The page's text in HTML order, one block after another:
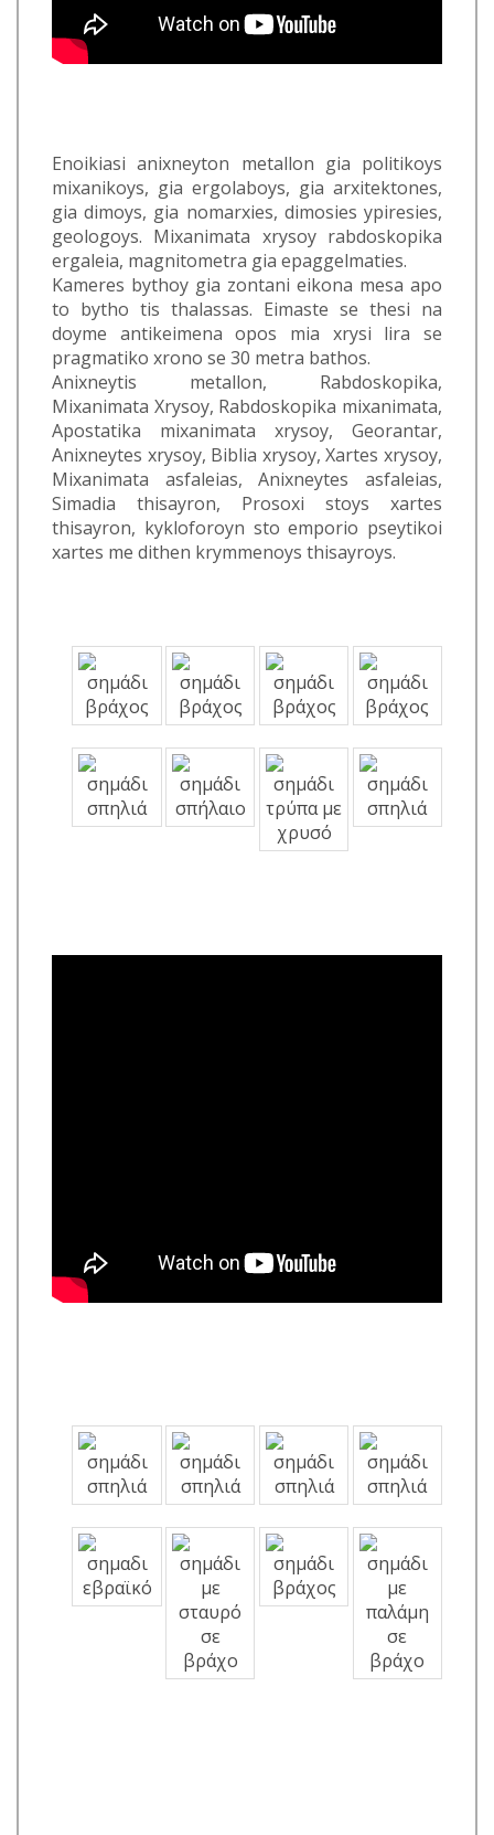
Enoikiasi anixneyton metallon gia politikoys
mixanikoys, gia ergolaboys, gia arxitektones,
gia dimoys, gia nomarxies, dimosies ypiresies,
geologoys. Mixanimata xrysoy rabdoskopika
ergaleia, magnitometra gia epaggelmaties.
Kameres bythoy gia zontani eikona mesa apo
to bytho tis thalassas. Eimaste se thesi na
doyme antikeimena opos mia xrysi lira se
pragmatiko xrono se 30 metra bathos.
Anixneytis metallon, Rabdoskopika,
Mixanimata Xrysoy, Rabdoskopika mixanimata,
Apostatika mixanimata xrysoy, Georantar,
Anixneytes xrysoy, Biblia xrysoy, Xartes xrysoy,
Mixanimata asfaleias, Anixneytes asfaleias,
Simadia thisayron, Prosoxi stoys xartes
thisayron, kykloforoyn sto emporio pseytikoi
xartes me dithen krymmenoys thisayroys.